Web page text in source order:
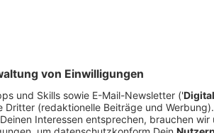
Anzeige
Die Organisatoren wollen am Freitag so